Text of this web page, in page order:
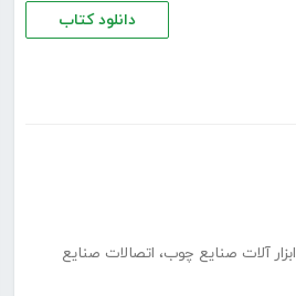
دانلود کتاب
ابزار آلات صنایع چوب، اتصالات صنایع